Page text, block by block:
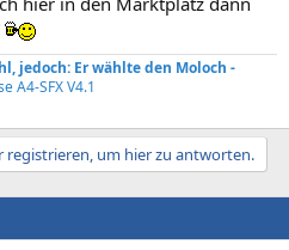
jedoch: Er wählte den Moloch -
A4-SFX V4.1
registrieren, um hier zu antworten.